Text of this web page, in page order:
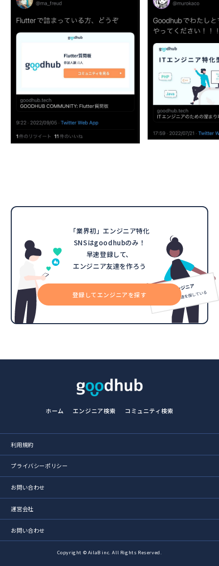
「業界初」エンジニア特化
SNSはgoodhubのみ！
早速登録して、
エンジニア友達を作ろう
登録してエンジニアを探す
ホーム エンジニア検索 コミュニティ検索
利用規約
プライバシーポリシー
お問い合わせ
運営会社
お問い合わせ
Copyright © AilaB inc. All Rights Reserved.